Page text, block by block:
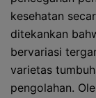
kesehatan
ditekankan
bervariasi
varietas
pengolahan.